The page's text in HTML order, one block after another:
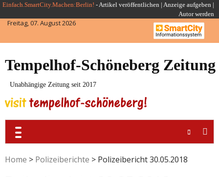
Skip
to
content
Einfach.SmartCity.Machen:Berlin! -Artikel veröffentlichen | Anzeige aufgeben |
Autor werden
Freitag, 07. August 2026
Tempelhof-Schöneberg Zeitung
Unabhängige Zeitung seit 2017
Home > Polizeiberichte > Polizeibericht 30.05.2018